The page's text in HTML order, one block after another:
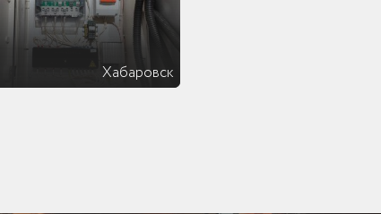
Хабаровск